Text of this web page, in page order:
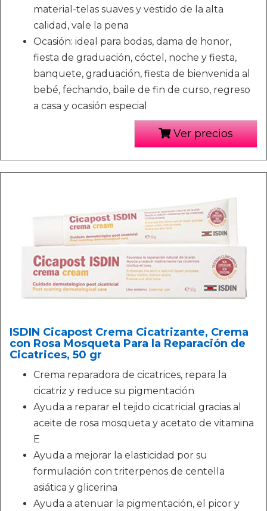
material-telas suaves y vestido de la alta
calidad, vale la pena
Ocasión: ideal para bodas, dama de honor,
fiesta de graduación, cóctel, noche y fiesta,
banquete, graduación, fiesta de bienvenida al
bebé, fechando, baile de fin de curso, regreso
a casa y ocasión especial
Ver precios
ISDIN Cicapost Crema Cicatrizante, Crema
con Rosa Mosqueta Para la Reparación de
Cicatrices, 50 gr
Crema reparadora de cicatrices, repara la
cicatriz y reduce su pigmentación
Ayuda a reparar el tejido cicatricial gracias al
aceite de rosa mosqueta y acetato de vitamina
E
Ayuda a mejorar la elasticidad por su
formulación con triterpenos de centella
asiática y glicerina
Ayuda a atenuar la pigmentación, el picor y